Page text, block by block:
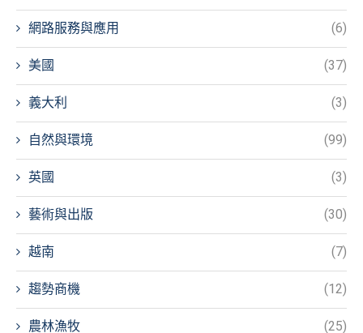
網路服務與應用 (6)
美國 (37)
義大利 (3)
自然與環境 (99)
英國 (3)
藝術與出版 (30)
越南 (7)
趨勢商機 (12)
農林漁牧 (25)